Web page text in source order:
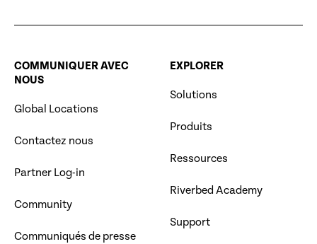
COMMUNIQUER AVEC
NOUS
Global Locations
Contactez nous
Partner Log-in
Community
Communiqués de presse
EXPLORER
Solutions
Produits
Ressources
Riverbed Academy
Support